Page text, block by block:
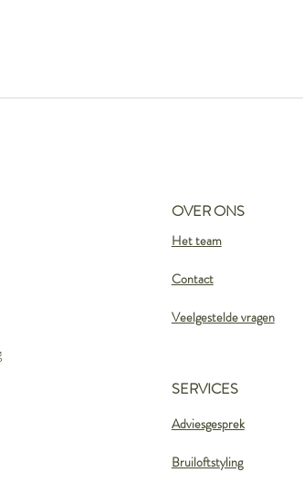
OVER ONS
Hetteam
Contact
Veelgestelde vragen
SERVICES
Adviesgesprek
Bruiloftstyling